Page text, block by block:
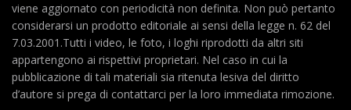
viene aggiornato con periodicità non definita. Non può pertanto
considerarsi un prodotto editoriale ai sensi della legge n. 62 del
7.03.2001.Tutti i video, le foto, i loghi riprodotti da altri siti
appartengono ai rispettivi proprietari. Nel caso in cui la
pubblicazione di tali materiali sia ritenuta lesiva del diritto
d’autore si prega di contattarci per la loro immediata rimozione.